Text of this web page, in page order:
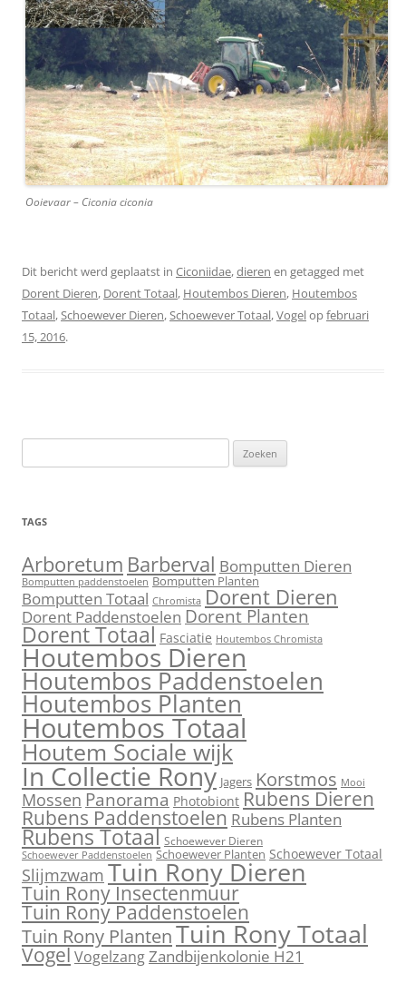
Ooievaar – Ciconia ciconia
Dit bericht werd geplaatst in Ciconiidae,dieren en getagged met
Dorent Dieren, Dorent Totaal, Houtembos Dieren, Houtembos
Totaal,Schoewever Dieren,Schoewever Totaal,Vogelopfebruari
15, 2016.
naar:
TAGS
Arboretum Barberval Bomputten Dieren
Bomputten paddenstoelen Bomputten Planten
Bomputten Totaal Chromista Dorent Dieren
Dorent Paddenstoelen Dorent Planten
Dorent Totaal Fasciatie Houtembos Chromista
Houtembos Dieren
Houtembos Paddenstoelen
Houtembos Planten
Houtembos Totaal
Houtem Sociale wijk
In Collectie Rony Jagers Korstmos Mooi
Mossen Panorama Photobiont Rubens Dieren
Rubens Paddenstoelen Rubens Planten
Rubens Totaal Schoewever Dieren
Schoewever Paddenstoelen Schoewever Planten Schoewever Totaal
Slijmzwam Tuin Rony Dieren
Tuin Rony Insectenmuur
Tuin Rony Paddenstoelen
Tuin Rony PlantenTuin Rony Totaal
VogelVogelzangZandbijenkolonie H21